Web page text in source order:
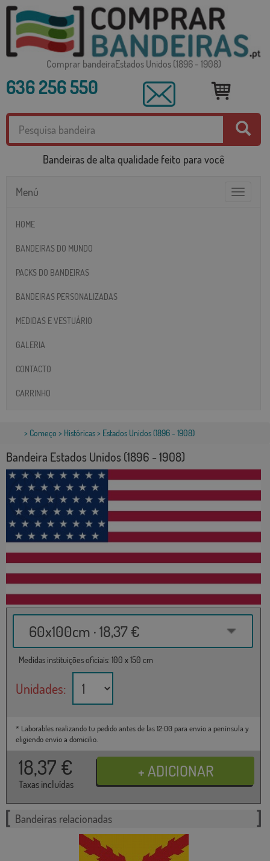
Comprar bandeiraEstados Unidos (1896 - 1908)
636 256 550
Bandeiras de alta qualidade feito para você
Toggle
Menú
HOME
BANDEIRAS DO MUNDO
PACKS DO BANDEIRAS
BANDEIRAS PERSONALIZADAS
MEDIDAS E VESTUÁRIO
GALERIA
CONTACTO
CARRINHO
> Começo > Históricas> Estados Unidos (1896 - 1908)
Bandeira Estados Unidos (1896 - 1908)
60x100cm · 18,37 €
Medidas instituições oficiais: 100 x 150 cm
Unidades:
* Laborables realizando tu pedido antes de las 12:00 para envío a península y
eligiendo envío a domicilio.
18,37 €
Taxas incluídas
Bandeiras relacionadas